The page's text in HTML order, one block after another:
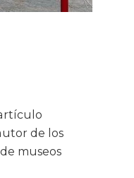
de los
museos